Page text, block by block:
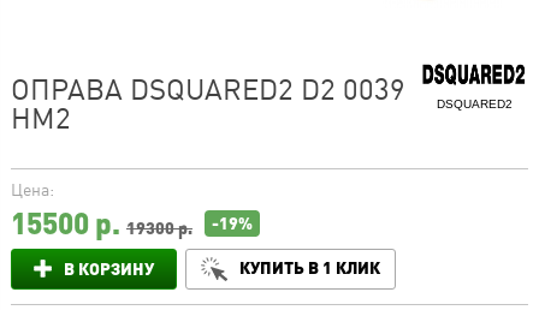
DSQUARED2
ОПРАВА DSQUARED2 D2 0039
HM2
Цена:
15500р. 19300 р. -19%
В КОРЗИНУ КУПИТЬ В 1 КЛИК